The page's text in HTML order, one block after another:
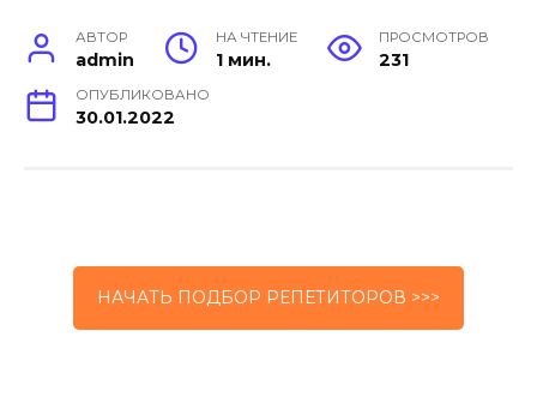
АВТОР
admin
НА ЧТЕНИЕ
1 мин.
ПРОСМОТРОВ
231
ОПУБЛИКОВАНО
30.01.2022
НАЧАТЬ ПОДБОР РЕПЕТИТОРОВ >>>